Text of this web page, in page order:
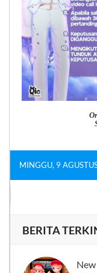
MINGGU, 9
BERITA